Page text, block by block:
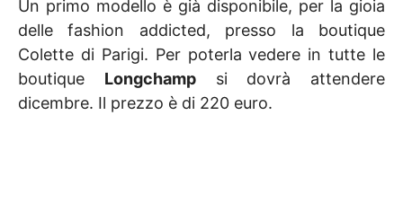
Un primo modello è già disponibile, per la gioia
delle fashion addicted, presso la boutique
Colette di Parigi. Per poterla vedere in tutte le
boutique Longchampsi dovrà attendere
dicembre. Il prezzo è di 220 euro.